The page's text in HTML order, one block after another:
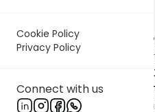
Cookie Policy
Privacy Policy
Connect with us
וּמַתָּנוֹת לְכֹהֵן בְּיוֹם טוֹב — בֵּין
וּבֵית הִלֵּל מַתִּירִין. אָמְרוּ לָהֶם
מַתָּנָה לַכֹּהֵן, וּתְרוּמָה מַתָּנָה
כָּךְ אֵין מוֹלִיכִין אֶת הַמַּתָּנוֹת.
בִּתְרוּמָה שֶׁאֵינוֹ זַכַּאי